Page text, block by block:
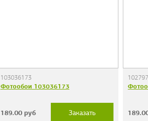
103036173
Фотообои 103036173
189.00руб Заказать